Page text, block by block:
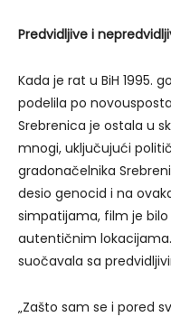
Predvidljive i
Kada je rat u BiH 1995.
podelila po
Srebrenica je ostala u
mnogi, uključujući
gradonačelnika
desio genocid i na
simpatijama, film je
autentičnim
suočavala sa
„Zašto sam se i pored